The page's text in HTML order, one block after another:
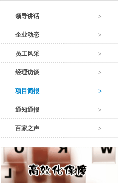
领导讲话
企业动态
员工风采
经理访谈
项目简报
通知通报
百家之声